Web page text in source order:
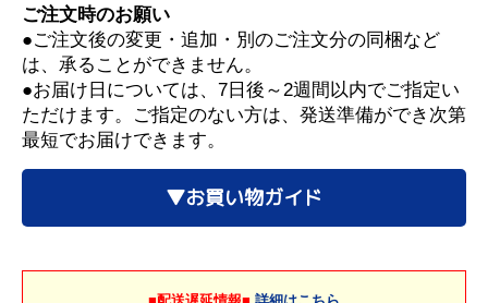
ご注文時のお願い
●ご注文後の変更・追加・別のご注文分の同梱など
は、承ることができません。
●お届け日については、7日後～2週間以内でご指定い
ただけます。ご指定のない方は、発送準備ができ次第
最短でお届けできます。
▼お買い物ガイド